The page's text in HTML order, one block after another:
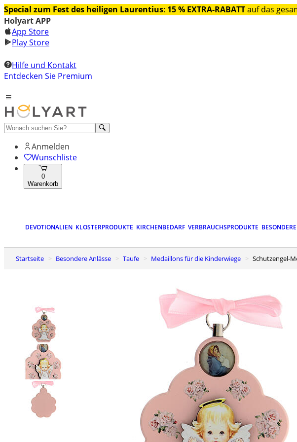
Special zum Fest des heiligen Laurentius: 15 % EXTRA-RABATTauf das
Holyart APP
App Store
Play Store
Hilfe und Kontakt
Entdecken Sie Premium
Anmelden
Wunschliste
0
Warenkorb
DEVOTIONALIEN KLOSTERPRODUKTE KIRCHENBEDARF VERBRAUCHSPRODUKTE
Startseite Besondere Anlässe Taufe Medaillons für die Kinderwiege Schutzengel-